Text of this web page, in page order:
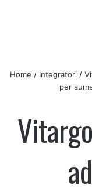
Home / Integratori /
per